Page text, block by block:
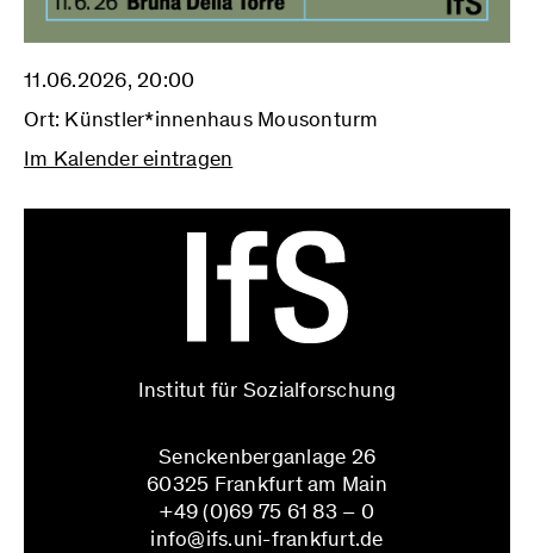
11.06.2026, 20:00
Ort: Künstler*innenhaus Mousonturm
Im Kalender eintragen
Institut für Sozialforschung
Senckenberganlage 26
60325 Frankfurt am Main
+49 (0)69 75 61 83 – 0
info@ifs.uni-frankfurt.de